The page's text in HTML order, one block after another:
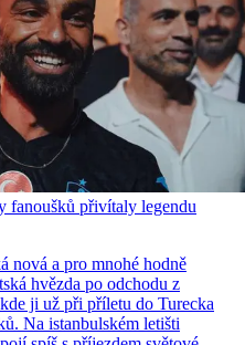
fanoušků přivítaly legendu
nová a pro mnohé hodně
hvězda po odchodu z
ji už při příletu do Turecka
Na istanbulském letišti